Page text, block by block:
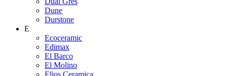
Dune
Durstone
E
Ecoceramic
Edimax
El Barco
El Molino
Elios Ceramica